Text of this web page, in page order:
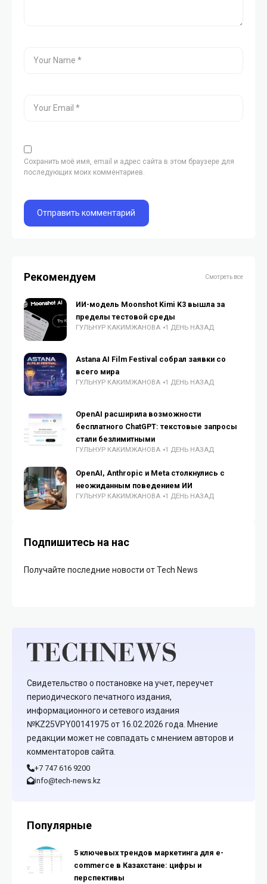
Сохранить моё имя, email и адрес сайта в этом браузере для
последующих моих комментариев.
Рекомендуем Смотреть все
ИИ-модель Moonshot Kimi K3 вышла за
пределы тестовой среды
ГУЛЬНУР КАКИМЖАНОВА 1 ДЕНЬ НАЗАД
Astana AI Film Festival собрал заявки со
всего мира
ГУЛЬНУР КАКИМЖАНОВА 1 ДЕНЬ НАЗАД
OpenAI расширила возможности
бесплатного ChatGPT: текстовые запросы
стали безлимитными
ГУЛЬНУР КАКИМЖАНОВА 1 ДЕНЬ НАЗАД
OpenAI, Anthropic и Meta столкнулись с
неожиданным поведением ИИ
ГУЛЬНУР КАКИМЖАНОВА 1 ДЕНЬ НАЗАД
Подпишитесь на нас
Получайте последние новости от Tech News
Свидетельство о постановке на учет, переучет
периодического печатного издания,
информационного и сетевого издания
№KZ25VPY00141975 от 16.02.2026 года. Мнение
редакции может не совпадать с мнением авторов и
комментаторов сайта.
+7 747 616 9200
info@tech-news.kz
Популярные
5 ключевых трендов маркетинга для e-
commerce в Казахстане: цифры и
перспективы